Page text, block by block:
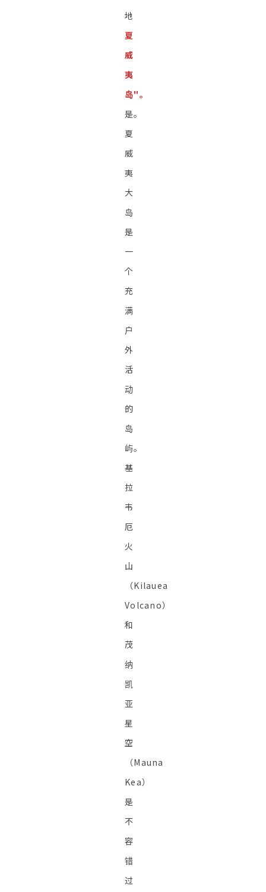
地
夏
威
夷
岛"。
是。
夏
威
夷
大
岛
是
一
个
充
满
户
外
活
动
的
岛
屿。
基
拉
韦
厄
火
山
（Kilauea
Volcano）
和
茂
纳
凯
亚
星
空
（Mauna
Kea）
是
不
容
错
过